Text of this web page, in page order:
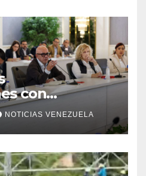
con
la Asamblea
NOTICIAS VENEZUELA